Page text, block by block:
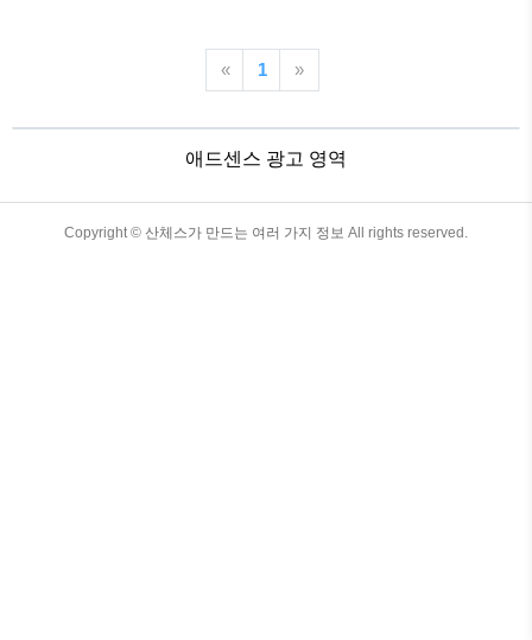
에, 초등학교는 3월에 지급될 예정이다. 목
차 입학준비금 입학준비금은 초등학교, 중
책이다. 학부모의 경제적 부담을 덜어주기
라 경기도, 인천 등에서 시행되기 시작했
으며 그 외 지방자치단체에서도 입학준비
« 1 »
애드센스 광고 영역
Copyright © 산체스가 만드는 여러 가지 정보 All rights reserved.
TistoryWhaleSkin3.4